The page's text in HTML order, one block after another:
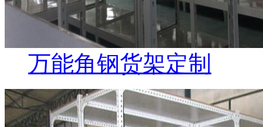
万能角钢货架定制